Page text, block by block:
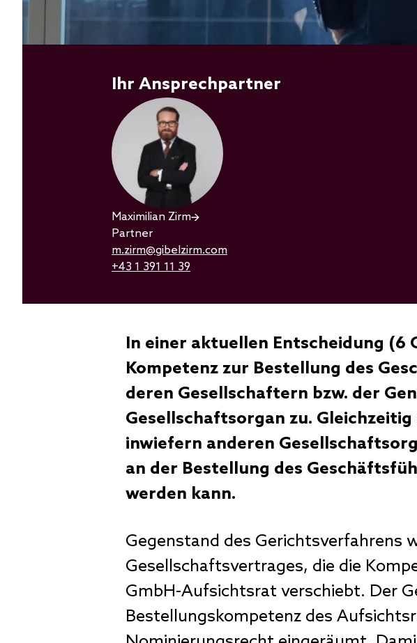
Ihr Ansprechpartner
Maximilian Zirm
Partner
m.zirm@gibelzirm.com
+43 1 391 11 39
In einer aktuellen Entscheidung (6
Kompetenz zur Bestellung des
deren Gesellschaftern bzw. der
Gesellschaftsorgan zu.
inwiefern anderen
an der Bestellung des
werden kann.
Gegenstand des Gerichtsverfahrens
Gesellschaftsvertrages, die die
GmbH-Aufsichtsrat verschiebt. Der
Bestellungskompetenz des